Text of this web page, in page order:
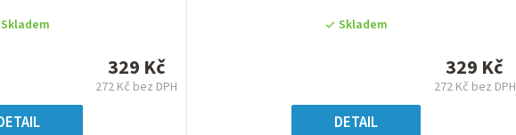
produktu
5
hvězdiček.
Skladem
329 Kč
272 Kč bez DPH
produktu
5
hvězdiček.
Skladem
329 Kč
272 Kč bez DPH
DETAIL